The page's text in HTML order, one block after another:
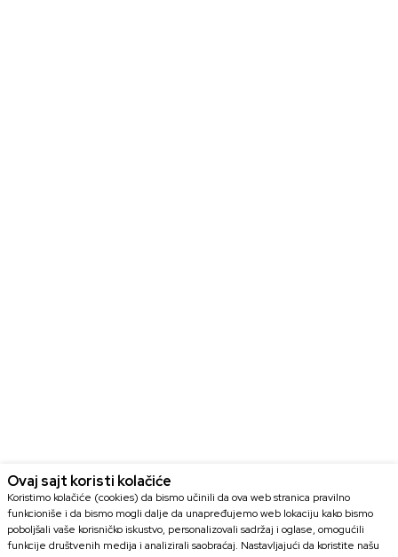
Ovaj sajt koristi kolačiće
Koristimo kolačiće (cookies) da bismo učinili da ova web stranica pravilno
funkcioniše i da bismo mogli dalje da unapređujemo web lokaciju kako bismo
poboljšali vaše korisničko iskustvo, personalizovali sadržaj i oglase, omogućili
funkcije društvenih medija i analizirali saobraćaj. Nastavljajući da koristite našu